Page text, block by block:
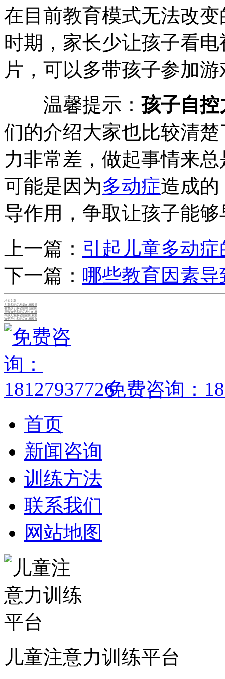
在目前教育模式无法改
时期，家长少让孩子看
片，可以多带孩子参加
温馨提示： 孩子自
们的介绍大家也比较清
力非常差，做起事情来
可能是因为多动症造成
导作用，争取让孩子能
上一篇： 引起儿童多动
下一篇： 哪些教育因素
相关文章
儿童多动症发病的原因是
引发孩子多动症出现的因
导致孩子多动症发生的原
导致儿童多动症的因素主
孩子产生多动症的原因有
免费咨询：
首页
新闻咨询
训练方法
联系我们
网站地图
儿童注意力训练平台